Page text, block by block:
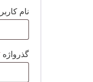
نام
گذرواژه